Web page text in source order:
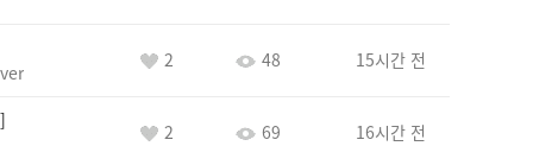
2 48 15시간 전
2 69 16시간 전